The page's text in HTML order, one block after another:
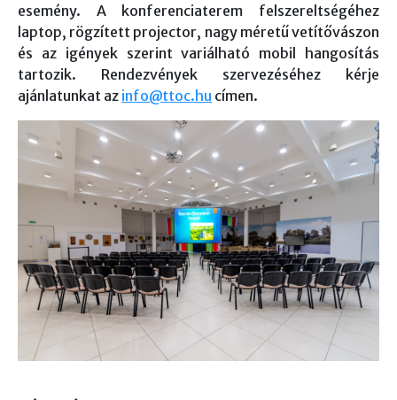
esemény. A konferenciaterem felszereltségéhez
laptop, rögzített projector, nagy méretű vetítővászon
és az igények szerint variálható mobil hangosítás
tartozik. Rendezvények szervezéséhez kérje
ajánlatunkat az info@ttoc.hu címen.